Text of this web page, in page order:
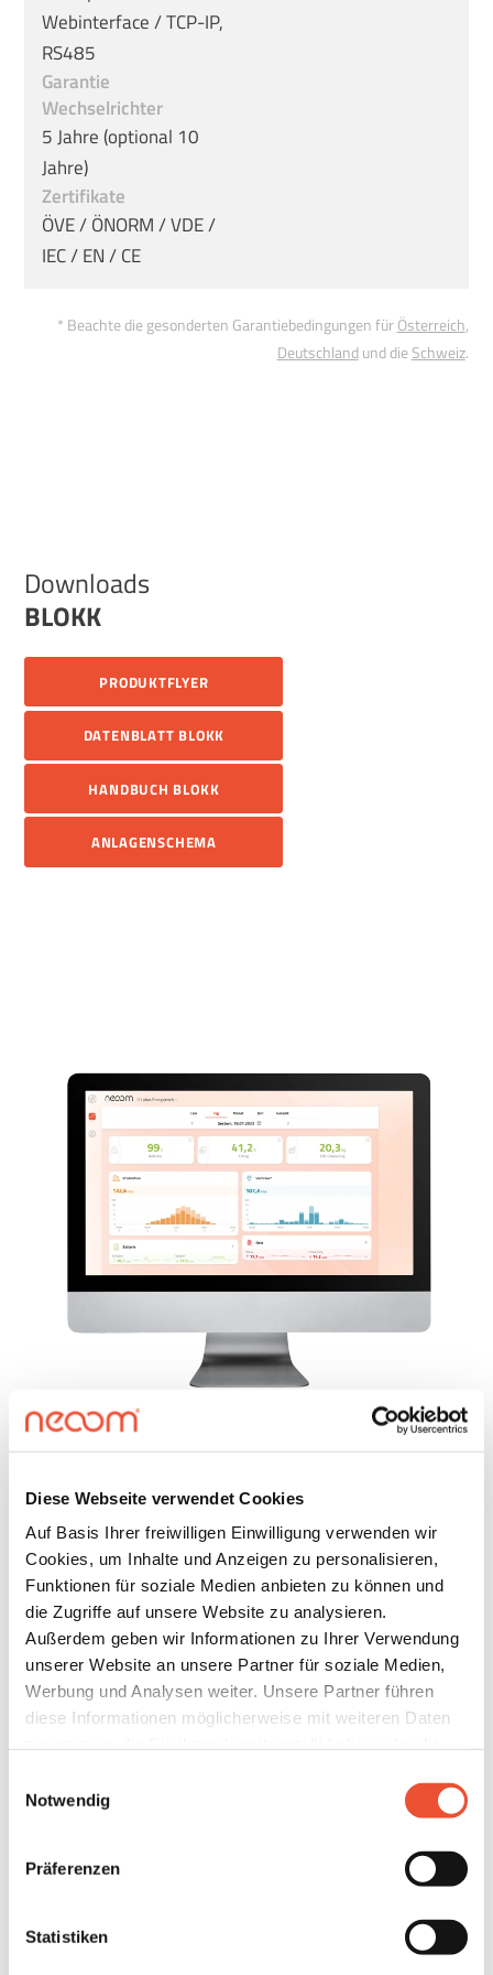
Diese Webseite verwendet Cookies
Auf Basis Ihrer freiwilligen Einwilligung verwenden wir
Cookies, um Inhalte und Anzeigen zu personalisieren,
Funktionen für soziale Medien anbieten zu können und
die Zugriffe auf unsere Website zu analysieren.
Außerdem geben wir Informationen zu Ihrer Verwendung
unserer Website an unsere Partner für soziale Medien,
Werbung und Analysen weiter. Unsere Partner führen
diese Informationen möglicherweise mit weiteren Daten
haben. Details finden Sie unter
UnsereDatenschutzbestimmungen s.
Sie können dabei alle Cookies akzeptieren, nur einzelne
Cookie an- oder abwählen oder auch sämtliche technisch
Notwendig
Präferenzen
Statistiken
Webinterface / TCP-IP,
RS485
Garantie
Wechselrichter
5 Jahre (optional 10
Jahre)
Zertifikate
ÖVE / ÖNORM / VDE /
IEC / EN / CE
* Beachte die gesonderten Garantiebedingungen fürÖsterreich,
Deutschlandund dieSchweiz.
Downloads
BLOKK
PRODUKTFLYER
DATENBLATT BLOKK
HANDBUCH BLOKK
ANLAGENSCHEMA
Intuitives
Energiemanagement
neoom CONNECT vereinfacht Prozesse durch Vernetzung,
erhöht die Sicherheit der lokalen Energie-Infrastruktur
und ermöglicht auf Basis erneuerbarer Energien
nachhaltige Services für maximale Kundenzufriedenheit.
MEHR ÜBER NEOOM CONNECT
Welcher Stromspeicher ist der